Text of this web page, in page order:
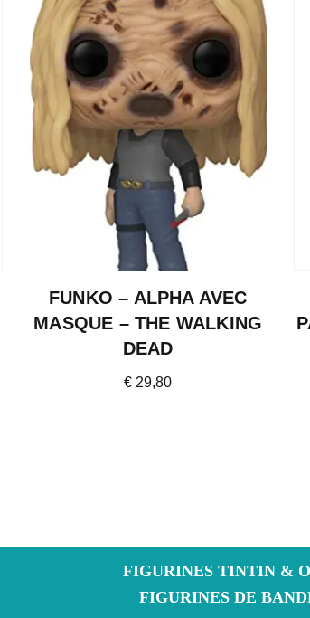
FUNKO – ALPHA AVEC
MASQUE – THE WALKING
DEAD
€ 29,80
FIGURINES TINTIN &
FIGURINES DE